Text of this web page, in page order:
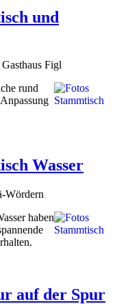
und
Figl
rund
Wasser
Wördern
haben
auf der Spur